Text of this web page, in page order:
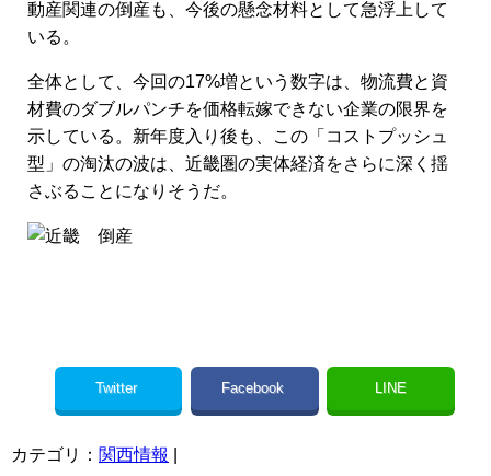
動産関連の倒産も、今後の懸念材料として急浮上して
いる。
全体として、今回の17%増という数字は、物流費と資
材費のダブルパンチを価格転嫁できない企業の限界を
示している。新年度入り後も、この「コストプッシュ
型」の淘汰の波は、近畿圏の実体経済をさらに深く揺
さぶることになりそうだ。
Twitter Facebook LINE
カテゴリ： 関西情報